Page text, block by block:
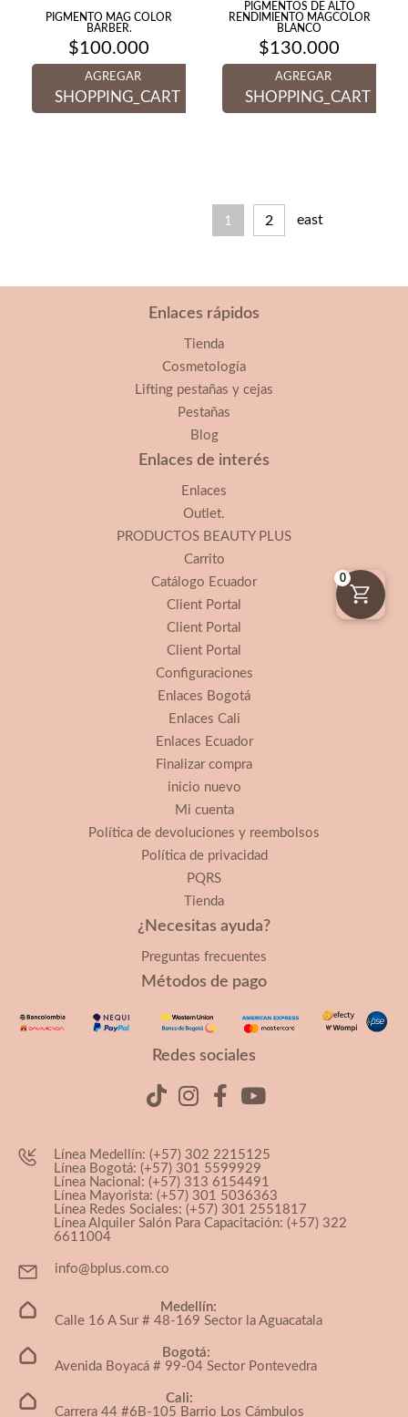
PIGMENTO MAG COLOR
BARBER.
$100.000
AGREGAR
SHOPPING_CART
PIGMENTOS DE ALTO
RENDIMIENTO MAGCOLOR
BLANCO
$130.000
AGREGAR
SHOPPING_CART
1 2 east
Enlaces rápidos
Tienda
Cosmetología
Lifting pestañas y cejas
Pestañas
Blog
Enlaces de interés
Enlaces
Outlet.
PRODUCTOS BEAUTY PLUS
Carrito
Catálogo Ecuador
Client Portal
Client Portal
Client Portal
Configuraciones
Enlaces Bogotá
Enlaces Cali
Enlaces Ecuador
Finalizar compra
inicio nuevo
Mi cuenta
Política de devoluciones y reembolsos
Política de privacidad
PQRS
Tienda
¿Necesitas ayuda?
Preguntas frecuentes
Métodos de pago
Redes sociales
Línea Medellín: (+57) 302 2215125
Línea Bogotá: (+57) 301 5599929
Línea Nacional: (+57) 313 6154491
Línea Mayorista: (+57) 301 5036363
Línea Redes Sociales: (+57) 301 2551817
Línea Alquiler Salón Para Capacitación: (+57) 322
6611004
info@bplus.com.co
Medellín:
Calle 16 A Sur # 48-169 Sector la Aguacatala
Bogotá:
Avenida Boyacá # 99-04 Sector Pontevedra
Cali:
Carrera 44 #6B-105 Barrio Los Cámbulos
0